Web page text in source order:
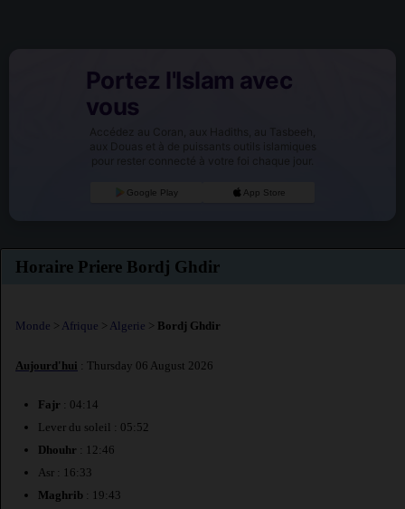
Portez l'Islam avec
vous
Accédez au Coran, aux Hadiths, au Tasbeeh,
aux Douas et à de puissants outils islamiques
pour rester connecté à votre foi chaque jour.
Google Play App Store
Horaire Priere Bordj Ghdir
Monde > Afrique > Algerie > Bordj Ghdir
Aujourd'hui : Thursday 06 August 2026
Fajr : 04:14
Lever du soleil : 05:52
Dhouhr : 12:46
Asr : 16:33
Maghrib : 19:43